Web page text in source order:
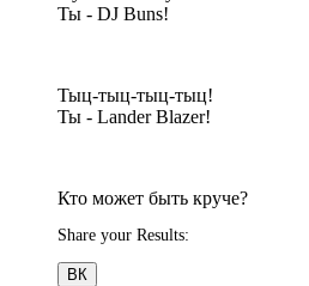
Ты - DJ Buns!
Тыц-тыц-тыц-тыц!
Ты - Lander Blazer!
Кто может быть круче?
Share your Results:
ВК